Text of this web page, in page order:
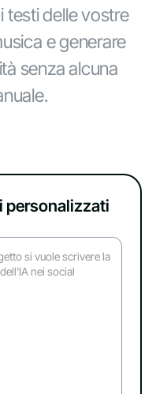
testi delle vostre
e generare
senza alcuna
personalizzati